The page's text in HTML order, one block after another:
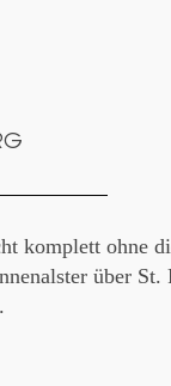
komplett ohne
über St.